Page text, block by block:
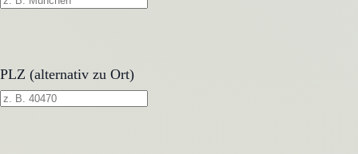
PLZ (alternativ zu Ort)